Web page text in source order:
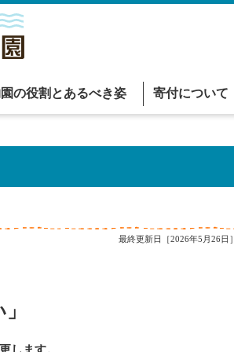
の役割とあるべき姿 寄付について
最終更新日［2026年5月26日］
します。